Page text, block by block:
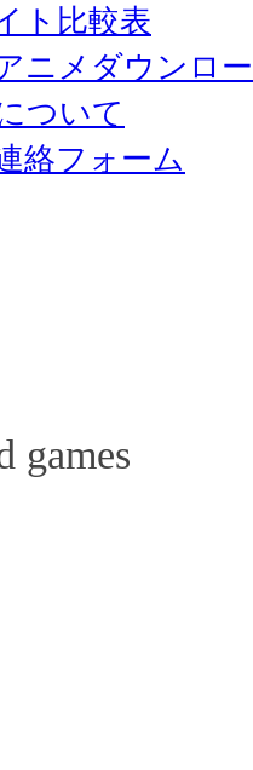
ト比較表
ニメダウンロ
ついて
絡フォーム
games